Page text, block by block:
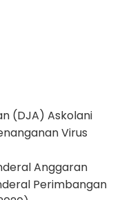
(DJA) Askolani
Virus
Anggaran
Perimbangan